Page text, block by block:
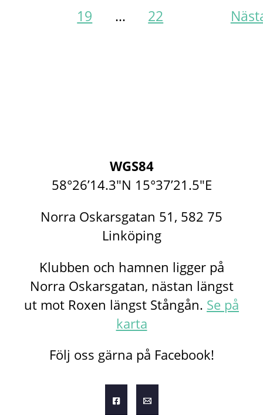
19
… 22
WGS84
58°26’14.3″N 15°37’21.5″E
Norra Oskarsgatan 51, 582 75
Linköping
Klubben och hamnen ligger på
Norra Oskarsgatan, nästan längst
ut mot Roxen längst Stångån. Se på
karta
Följ oss gärna på Facebook!